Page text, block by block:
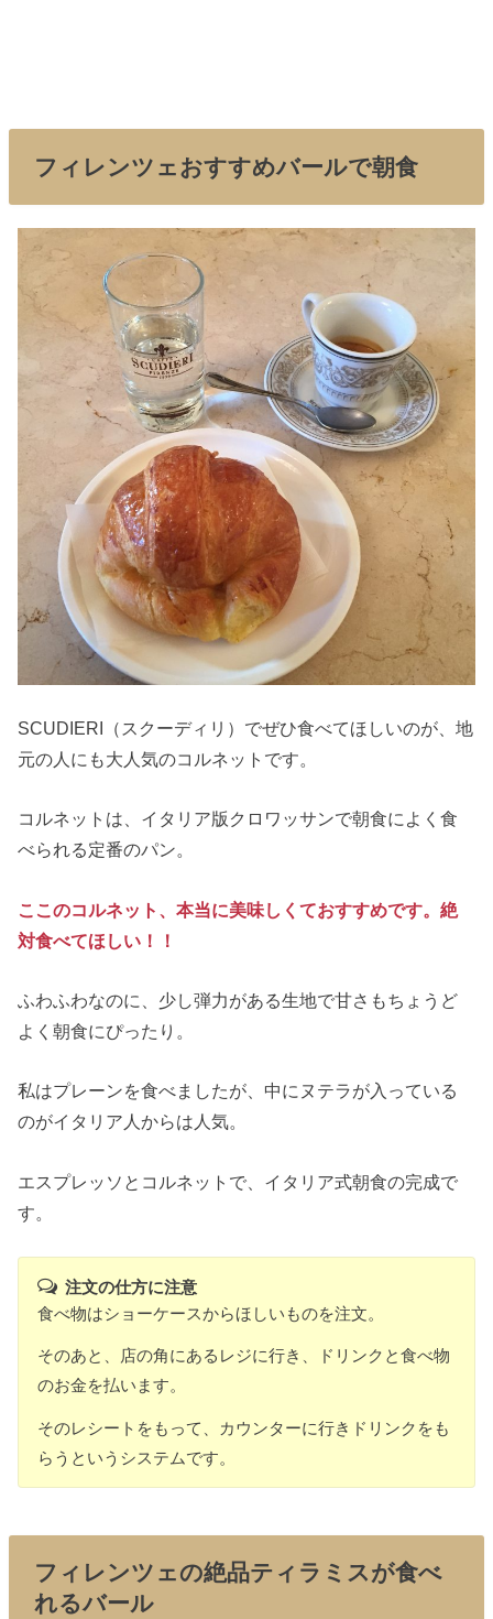
フィレンツェおすすめバールで朝食
SCUDIERI（スクーディリ）でぜひ食べてほしいのが、地
元の人にも大人気のコルネットです。
コルネットは、イタリア版クロワッサンで朝食によく食
べられる定番のパン。
ここのコルネット、本当に美味しくておすすめです。絶
対食べてほしい！！
ふわふわなのに、少し弾力がある生地で甘さもちょうど
よく朝食にぴったり。
私はプレーンを食べましたが、中にヌテラが入っている
のがイタリア人からは人気。
エスプレッソとコルネットで、イタリア式朝食の完成で
す。
注文の仕方に注意
食べ物はショーケースからほしいものを注文。
そのあと、店の角にあるレジに行き、ドリンクと食べ物
のお金を払います。
そのレシートをもって、カウンターに行きドリンクをも
らうというシステムです。
フィレンツェの絶品ティラミスが食べ
れるバール